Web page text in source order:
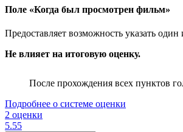
Поле «Когда был просмотрен фильм»
Предоставляет возможность указать
Не влияет на итоговую оценку.
После прохождения всех пунктов
Подробнее о системе оценки
2 оценки
5.55